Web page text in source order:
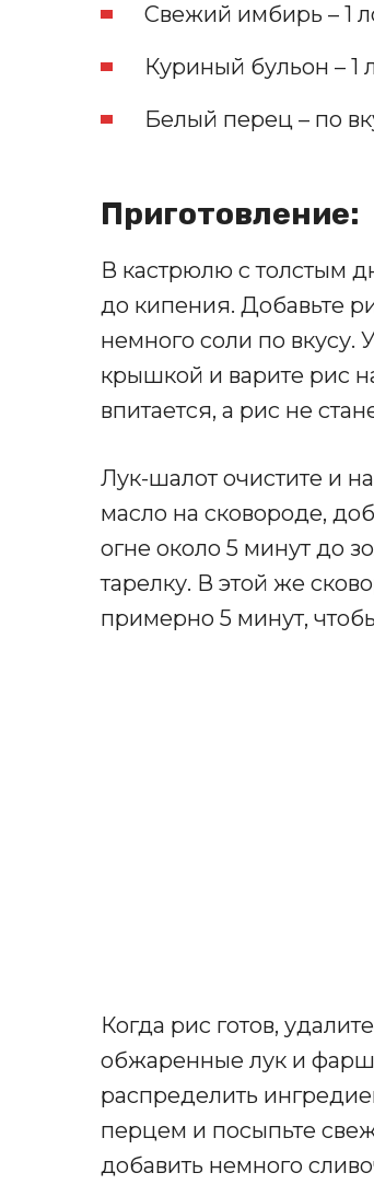
Свежий имбирь – 1
Куриный бульон – 1
Белый перец – по
Приготовление:
В кастрюлю с толстым
до кипения. Добавьте
немного соли по вкусу.
крышкой и варите рис
впитается, а рис не
Лук-шалот очистите и
масло на сковороде,
огне около 5 минут до
тарелку. В этой же
примерно 5 минут,
Когда рис готов,
обжаренные лук и
распределить
перцем и посыпьте
добавить немного